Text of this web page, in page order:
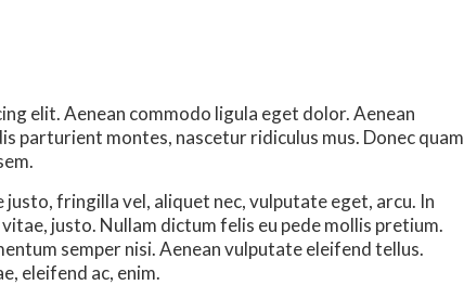
elit. Aenean commodo ligula eget dolor. Aenean
parturient montes, nascetur ridiculus mus. Donec quam
justo, fringilla vel, aliquet nec, vulputate eget, arcu. In
justo. Nullam dictum felis eu pede mollis pretium.
semper nisi. Aenean vulputate eleifend tellus.
eleifend ac, enim.